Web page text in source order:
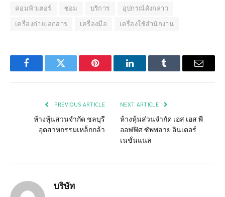
คอมพิวเตอร์ ซ่อม บริการ
อุปกรณ์ดังกล่าว
เครื่องถ่ายเอกสาร
เครื่องมือ เครื่องใช้สำนักงาน
FacebookTwitter Pinterest LinkedInTumblr Email
PREVIOUS ARTICLE
ห้างหุ้นส่วนจำกัด ชลบุรี
อุตสาหกรรมเหล็กกล้า
NEXT ARTICLE
ห้างหุ้นส่วนจำกัด เอส เอส พี
ออฟฟิศ ซัพพลาย อินเตอร์
เนชั่นแนล
บริษัท